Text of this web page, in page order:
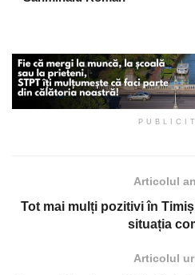
Articolul
Tot mai mulți pozitivi în
situația
Articolul